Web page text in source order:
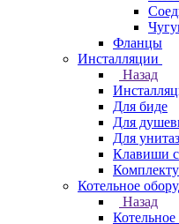
Фланцы
Инсталляции
Назад
Для биде
Для
Для
Клавиши
Котельное
Назад